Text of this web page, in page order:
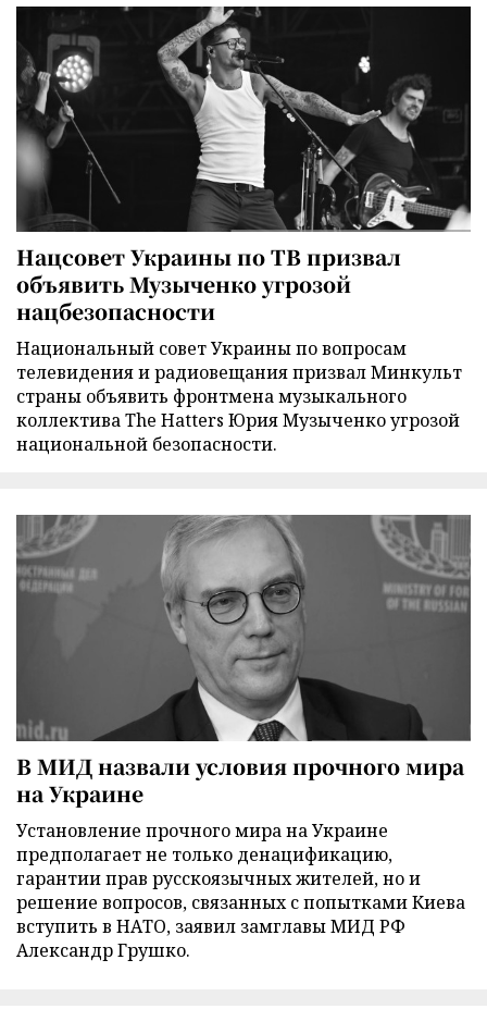
Нацсовет Украины по ТВ призвал
объявить Музыченко угрозой
нацбезопасности
Национальный совет Украины по вопросам
телевидения и радиовещания призвал Минкульт
страны объявить фронтмена музыкального
коллектива The Hatters Юрия Музыченко угрозой
национальной безопасности.
В МИД назвали условия прочного мира
на Украине
Установление прочного мира на Украине
предполагает не только денацификацию,
гарантии прав русскоязычных жителей, но и
решение вопросов, связанных с попытками Киева
вступить в НАТО, заявил замглавы МИД РФ
Александр Грушко.